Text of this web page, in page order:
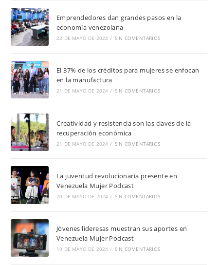
Emprendedores dan grandes pasos en la
economía venezolana
22 DE MAYO DE 2024 / SIN COMENTARIOS
El 37% de los créditos para mujeres se enfocan
en la manufactura
21 DE MAYO DE 2024 / SIN COMENTARIOS
Creatividad y resistencia son las claves de la
recuperación económica
21 DE MAYO DE 2024 / SIN COMENTARIOS
La juventud revolucionaria presente en
Venezuela Mujer Podcast
20 DE MAYO DE 2024 / SIN COMENTARIOS
Jóvenes lideresas muestran sus aportes en
Venezuela Mujer Podcast
19 DE MAYO DE 2024 / SIN COMENTARIOS